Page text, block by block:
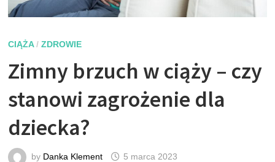
CIĄŻA/ZDROWIE
Zimny brzuch w ciąży – czy
stanowi zagrożenie dla
dziecka?
by Danka Klement 5 marca 2023